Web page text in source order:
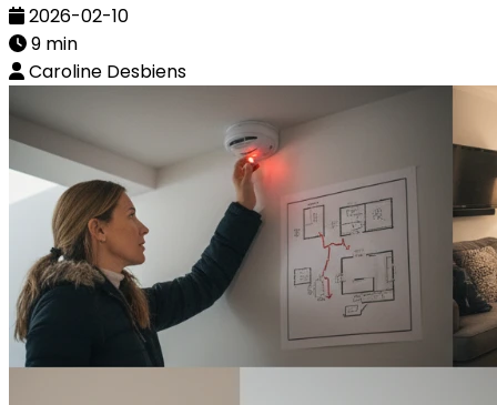
2026-02-10
9 min
Caroline Desbiens